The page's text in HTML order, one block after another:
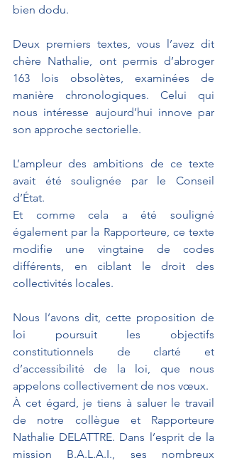
bien dodu.
Deux premiers textes, vous l’avez dit
chère Nathalie, ont permis d’abroger
163 lois obsolètes, examinées de
manière chronologiques. Celui qui
nous intéresse aujourd’hui innove par
son approche sectorielle.
L’ampleur des ambitions de ce texte
avait été soulignée par le Conseil
d’État.
Et comme cela a été souligné
également par la Rapporteure, ce texte
modifie une vingtaine de codes
différents, en ciblant le droit des
collectivités locales.
Nous l’avons dit, cette proposition de
loi poursuit les objectifs
constitutionnels de clarté et
d’accessibilité de la loi, que nous
appelons collectivement de nos vœux.
À cet égard, je tiens à saluer le travail
de notre collègue et Rapporteure
Nathalie DELATTRE. Dans l’esprit de la
mission B.A.L.A.I., ses nombreux